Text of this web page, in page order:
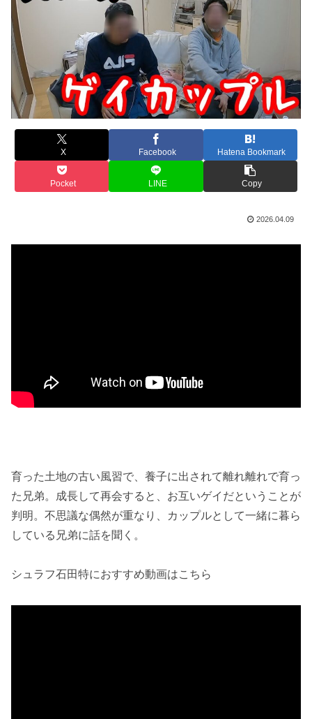
X Facebook Hatena Bookmark
Pocket LINE Copy
2026.04.09
育った土地の古い風習で、養子に出されて離れ離れで育っ
た兄弟。成長して再会すると、お互いゲイだということが
判明。不思議な偶然が重なり、カップルとして一緒に暮ら
している兄弟に話を聞く。
シュラフ石田特におすすめ動画はこちら